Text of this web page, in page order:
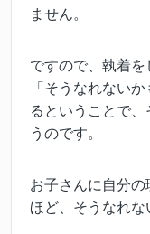
ません。
ですので、執着
「そうなれない
るということで
うのです。
お子さんに自分
ほど、そうなれな